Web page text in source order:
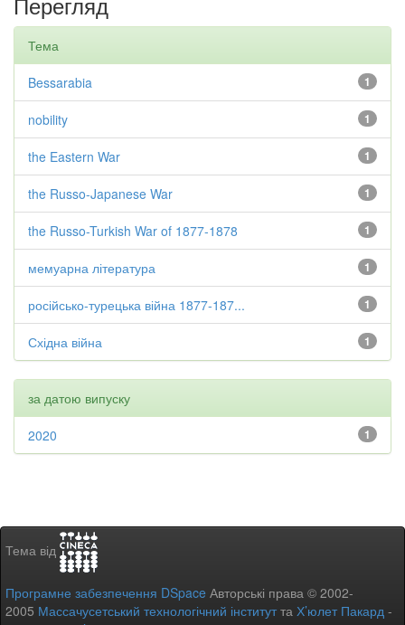
Тема
1
Bessarabia
1
nobility
1
the Eastern War
1
the Russo-Japanese War
1
the Russo-Turkish War of 1877-1878
1
мемуарна література
1
російсько-турецька війна 1877-187...
1
Східна війна
за датою випуску
1
2020
Тема від
Програмне забезпечення DSpace Авторські права © 2002-
2005 Массачусетський технологічний інститутта Х’юлет Пакард -